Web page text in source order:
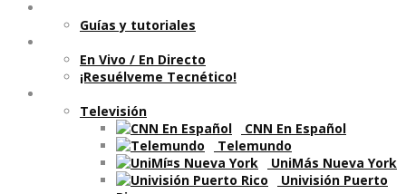
Guí­as y tutoriales
En Vivo / En Directo
¡Resuélveme Tecnético!
Televisión
CNN En Español
Telemundo
UniMás Nueva York
Univisión Puerto